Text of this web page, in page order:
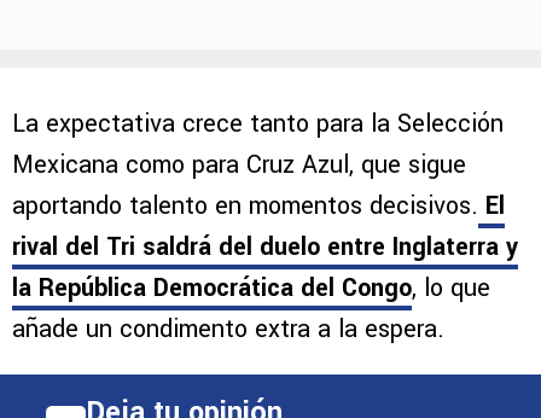
La expectativa crece tanto para la Selección
Mexicana como para Cruz Azul, que sigue
aportando talento en momentos decisivos. El
rival del Tri saldrá del duelo entre Inglaterra y
la República Democrática del Congo, lo que
añade un condimento extra a la espera.